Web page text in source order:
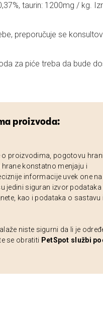
taurin: 1200mg / kg.
preporučuje se
za piće treba da bude
proizvoda:
proizvodima, pogotovu hrani,
konstatno menjaju i
informacije uvek one na
jedini siguran izvor podataka
kao i podataka o sastavu i
niste sigurni da li je
se obratiti PetSpot službi